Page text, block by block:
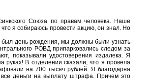
Союза по правам человека. Наше
я собираюсь провести акцию, он знал. Но
был день рождения, мы должны были узнать
РОВД припарковались следом за
показывали удостоверения издалека. Я
В отделении сказали, что я провела
на 700 тысяч рублей. Я благодарна
все деньги на выплату штрафа. Причем это